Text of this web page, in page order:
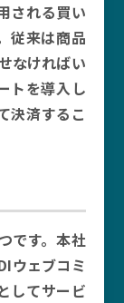
される買い
従来は商品
なければい
トを導入し
決済するこ
です。本社
ウェブコミ
してサービ